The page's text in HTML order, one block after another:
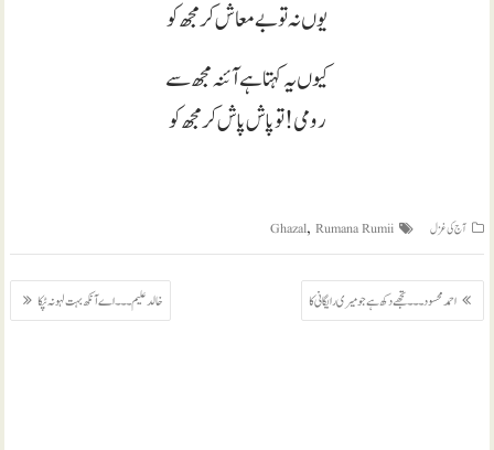
یوں نہ تو بے معاش کر مجھ کو
کیوں یہ کہتا ہے آئنہ مجھ سے
رومی! تو پاش پاش کر مجھ کو
آج کی غزل Ghazal, Rumana Rumii
پوسٹوں
کی
احمد محسود ۔۔۔ تجھے دکھ ہے جو میری رایگانی کا خالد علیم ۔۔۔ اے آنکھ بہت لہو نہ ٹپکا